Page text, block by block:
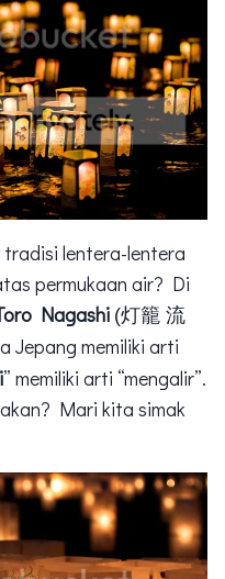
lentera-lentera
permukaan air? Di
Nagashi (灯籠 流
Jepang memiliki arti
” memiliki arti “mengalir”.
Mari kita simak